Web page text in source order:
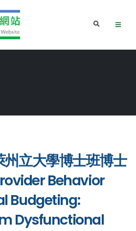
立大學博士班博士
Behavior
Budgeting:
Dysfunctional